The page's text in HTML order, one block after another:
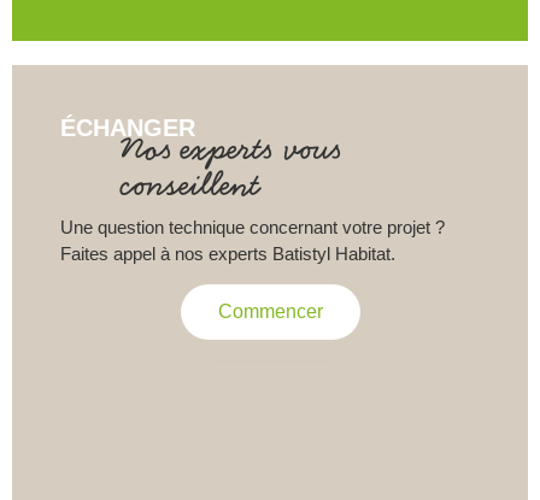
ÉCHANGER
Nos experts vous
conseillent
Une question technique concernant votre projet ?
Faites appel à nos experts Batistyl Habitat.
Commencer